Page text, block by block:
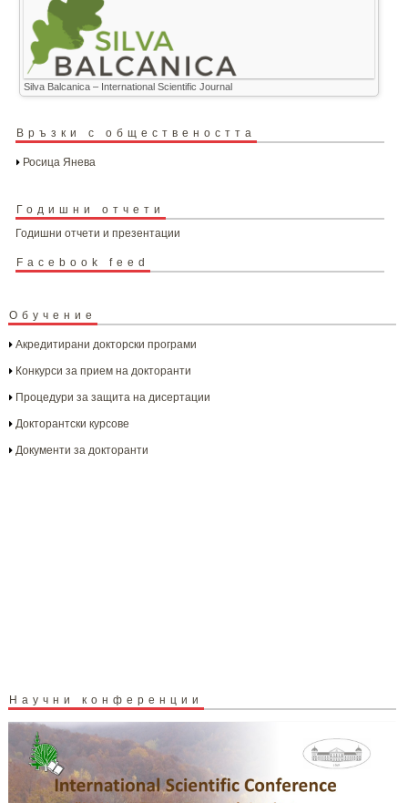
Silva Balcanica – International Scientific Journal
Връзки с обществеността
Росица Янева
Годишни отчети
Годишни отчети и презентации
Facebook feed
Обучение
Акредитирани докторски програми
Конкурси за прием на докторанти
Процедури за защита на дисертации
Докторантски курсове
Документи за докторанти
Научни конференции